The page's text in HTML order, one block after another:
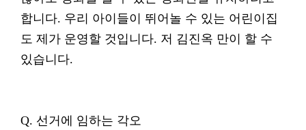
합니다. 우리 아이들이 뛰어놀 수 있는 어린이집
도 제가 운영할 것입니다. 저 김진옥 만이 할 수
있습니다.
Q. 선거에 임하는 각오